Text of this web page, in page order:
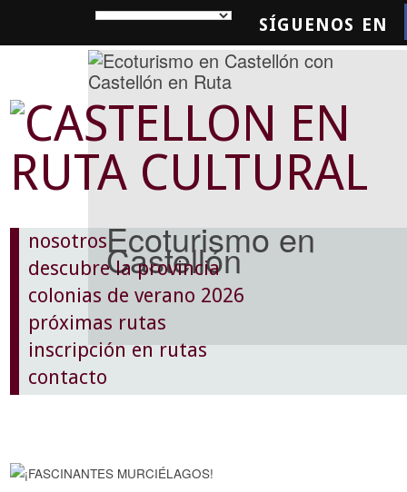
SÍGUENOS EN
Ecoturismo en
Castellón
nosotros
descubre la provincia
colonias de verano 2026
próximas rutas
inscripción en rutas
contacto